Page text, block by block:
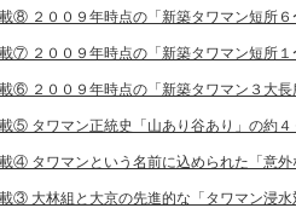
⑧ ２００９年時点の「新築タワマン短所
⑦ ２００９年時点の「新築タワマン短所
⑥ ２００９年時点の「新築タワマン３大長
⑤ タワマン正統史「山あり谷あり」の約４
④ タワマンという名前に込められた「意外
③ 大林組と大京の先進的な「タワマン浸